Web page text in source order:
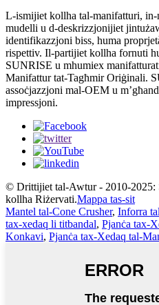
L-ismijiet kollha tal-manifatturi,
mudelli u d-deskrizzjonijiet
identifikazzjoni biss, huma
rispettiv. Il-partijiet kollha fornuti
SUNRISE u mhumiex
Manifattur tat-Tagħmir Oriġinali.
assoċjazzjoni mal-OEM u
impressjoni.
© Drittijiet tal-Awtur - 2010-2025:
kollha Riżervati.Mappa tas-sit
Mantel tal-Cone Crusher, Inforra
tax-xedaq li titbandal, Pjanċa tax-
Konkavi, Pjanċa tax-Xedaq tal-